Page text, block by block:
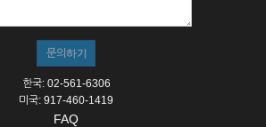
한국: 02-561-6306
미국: 917-460-1419
FAQ